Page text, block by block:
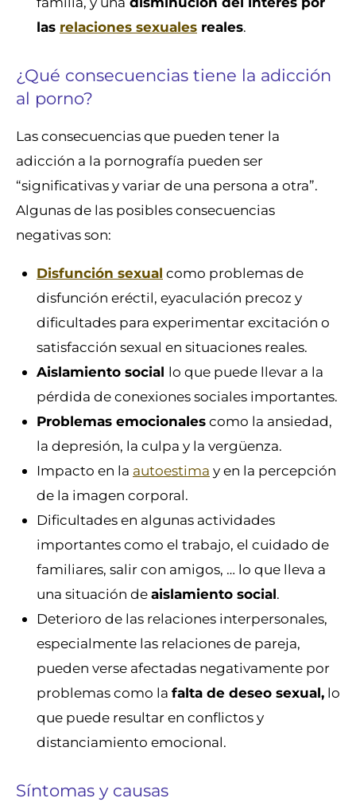
las relaciones sexuales reales.
¿Qué consecuencias tiene la adicción
al porno?
Las consecuencias que pueden tener la
adicción a la pornografía pueden ser
“significativas y variar de una persona a otra”.
Algunas de las posibles consecuencias
negativas son:
Disfunción sexual como problemas de
disfunción eréctil, eyaculación precoz y
dificultades para experimentar excitación o
satisfacción sexual en situaciones reales.
Aislamiento social lo que puede llevar a la
pérdida de conexiones sociales importantes.
Problemas emocionalescomo la ansiedad,
la depresión, la culpa y la vergüenza.
Impacto en la autoestima y en la percepción
de la imagen corporal.
Dificultades en algunas actividades
importantes como el trabajo, el cuidado de
familiares, salir con amigos, … lo que lleva a
una situación deaislamiento social.
Deterioro de las relaciones interpersonales,
especialmente las relaciones de pareja,
pueden verse afectadas negativamente por
problemas como la falta de deseo sexual, lo
que puede resultar en conflictos y
distanciamiento emocional.
Síntomas y causas